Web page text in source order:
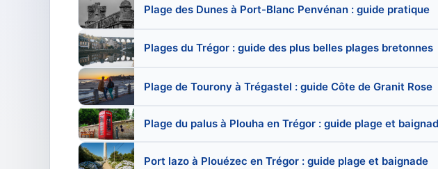
Plage des Dunes à Port-Blanc Penvénan : guide pratique
Plages du Trégor : guide des plus belles plages bretonnes
Plage de Tourony à Trégastel : guide Côte de Granit Rose
Plage du palus à Plouha en Trégor : guide plage et
Port lazo à Plouézec en Trégor : guide plage et baignade